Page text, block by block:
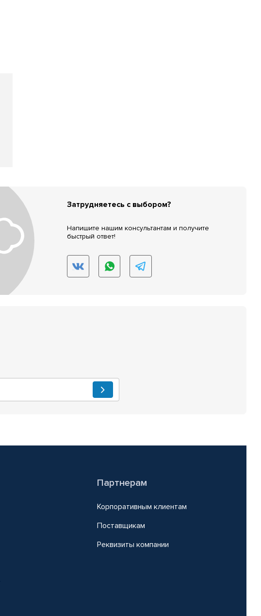
Затрудняетесь с выбором?
Напишите нашим консультантам и получите
быстрый ответ!
Партнерам
Корпоративным клиентам
Поставщикам
Реквизиты компании